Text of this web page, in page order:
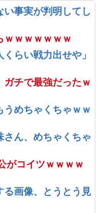
い事実が判明してし
ｗｗｗｗｗｗｗ
らい戦力出せや」
ガチで最強だったｗ
うめちゃくちゃｗｗ
さん、めちゃくちゃ
がコイツｗｗｗｗ
る画像、とうとう見